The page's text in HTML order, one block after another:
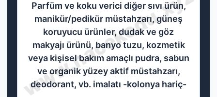
Parfüm ve koku verici diğer sıvı ürün,
manikür/pedikür müstahzarı, güneş
koruyucu ürünler, dudak ve göz
makyajı ürünü, banyo tuzu, kozmetik
veya kişisel bakım amaçlı pudra, sabun
ve organik yüzey aktif müstahzarı,
deodorant, vb. imalatı -kolonya hariç-